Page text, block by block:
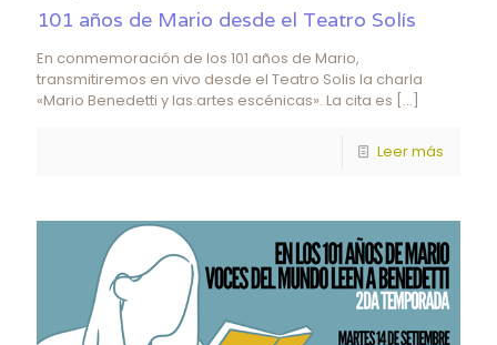
101 años de Mario desde el Teatro Solís
En conmemoración de los 101 años de Mario,
transmitiremos en vivo desde el Teatro Solis la charla
«Mario Benedetti y las artes escénicas». La cita es […]
Leer más